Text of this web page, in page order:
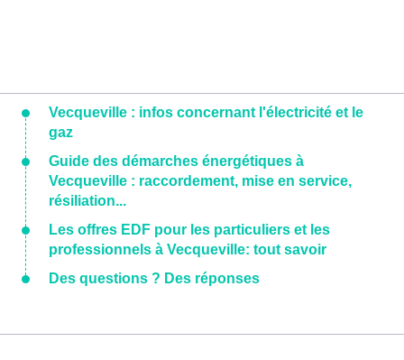
Vecqueville : infos concernant l'électricité et le
gaz
Guide des démarches énergétiques à
Vecqueville : raccordement, mise en service,
résiliation...
Les offres EDF pour les particuliers et les
professionnels à Vecqueville: tout savoir
Des questions ? Des réponses